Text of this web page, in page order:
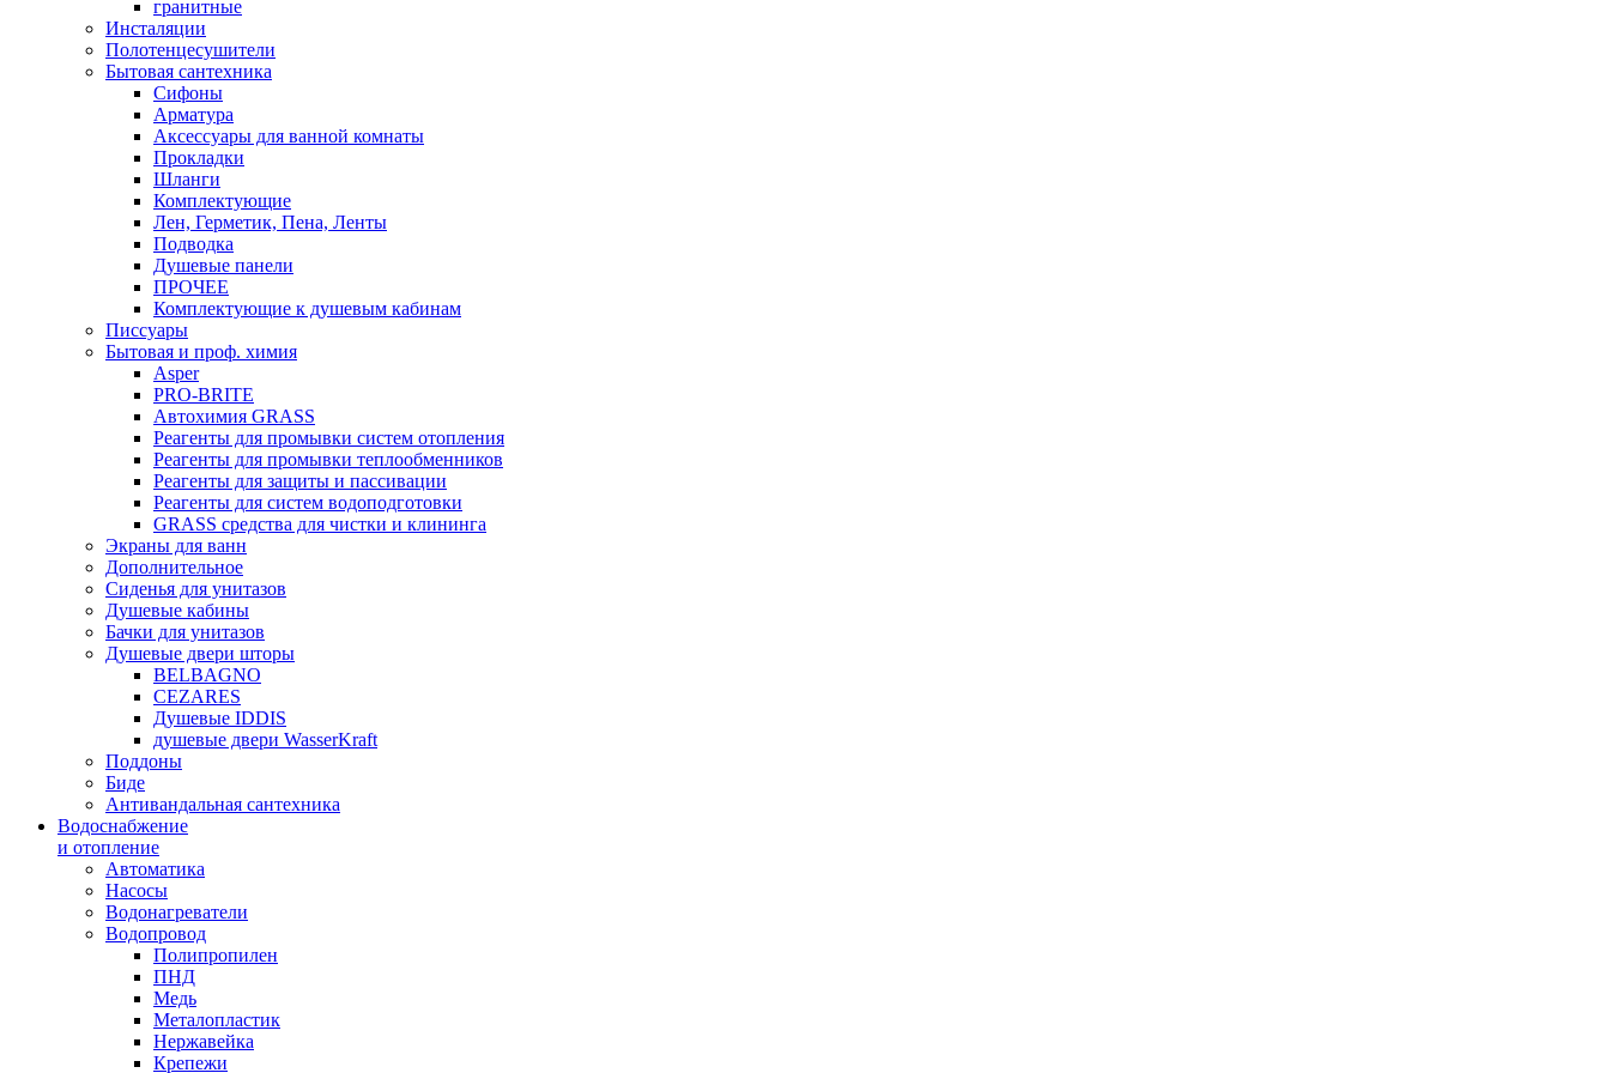
гранитные
Инсталяции
Полотенцесушители
Бытовая сантехника
Сифоны
Арматура
Аксессуары для ванной комнаты
Прокладки
Шланги
Комплектующие
Лен, Герметик, Пена, Ленты
Подводка
Душевые панели
ПРОЧЕЕ
Комплектующие к душевым кабинам
Писсуары
Бытовая и проф. химия
Asper
PRO-BRITE
Автохимия GRASS
Реагенты для промывки систем отопления
Реагенты для промывки теплообменников
Реагенты для защиты и пассивации
Реагенты для систем водоподготовки
GRASS средства для чистки и клининга
Экраны для ванн
Дополнительное
Сиденья для унитазов
Душевые кабины
Бачки для унитазов
Душевые двери шторы
BELBAGNO
CEZARES
Душевые IDDIS
душевые двери WasserKraft
Поддоны
Биде
Антивандальная сантехника
Водоснабжение
и отопление
Автоматика
Насосы
Водонагреватели
Водопровод
Полипропилен
ПНД
Медь
Металопластик
Нержавейка
Крепежи